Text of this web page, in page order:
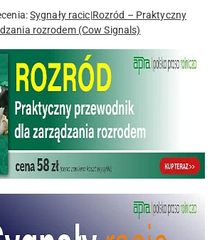
Sygnały racic|Rozród – Praktyczny
rozrodem (Cow Signals)